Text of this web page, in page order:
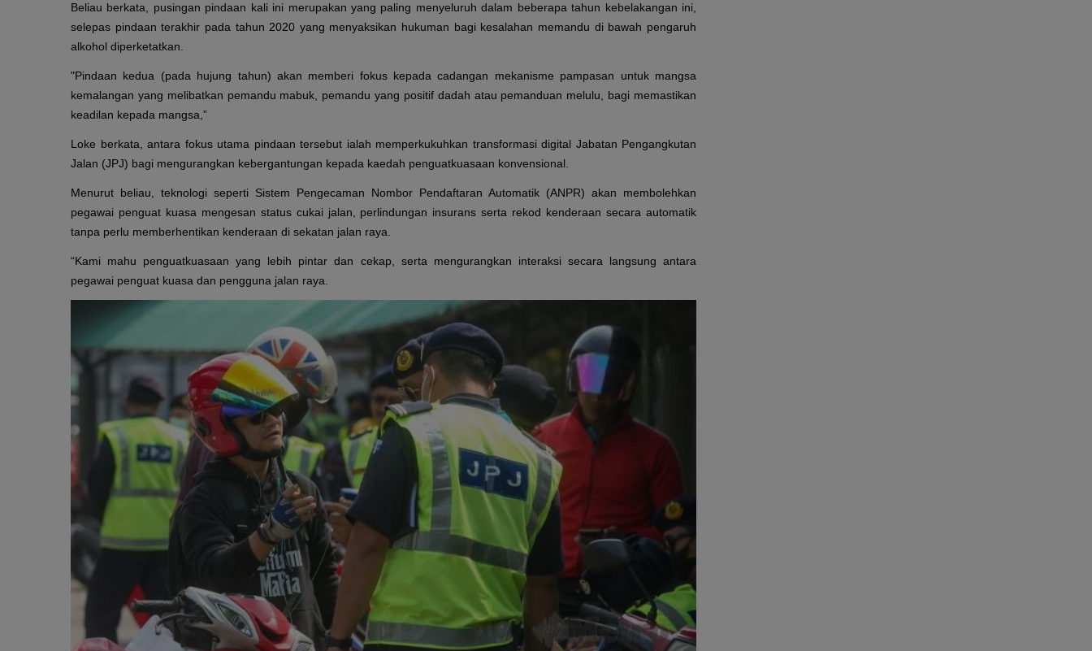
Beliau berkata, pusingan pindaan kali ini merupakan yang paling menyeluruh dalam beberapa tahun kebelakangan ini,
selepas pindaan terakhir pada tahun 2020 yang menyaksikan hukuman bagi kesalahan memandu di bawah pengaruh
alkohol diperketatkan.
"Pindaan kedua (pada hujung tahun) akan memberi fokus kepada cadangan mekanisme pampasan untuk mangsa
kemalangan yang melibatkan pemandu mabuk, pemandu yang positif dadah atau pemanduan melulu, bagi memastikan
keadilan kepada mangsa,”
Loke berkata, antara fokus utama pindaan tersebut ialah memperkukuhkan transformasi digital Jabatan Pengangkutan
Jalan (JPJ) bagi mengurangkan kebergantungan kepada kaedah penguatkuasaan konvensional.
Menurut beliau, teknologi seperti Sistem Pengecaman Nombor Pendaftaran Automatik (ANPR) akan membolehkan
pegawai penguat kuasa mengesan status cukai jalan, perlindungan insurans serta rekod kenderaan secara automatik
tanpa perlu memberhentikan kenderaan di sekatan jalan raya.
“Kami mahu penguatkuasaan yang lebih pintar dan cekap, serta mengurangkan interaksi secara langsung antara
pegawai penguat kuasa dan pengguna jalan raya.